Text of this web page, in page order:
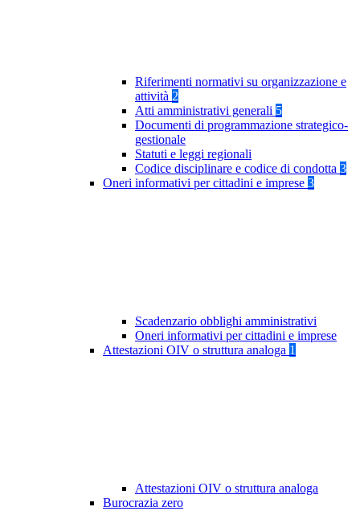
Riferimenti normativi su organizzazione e
attività 2
Atti amministrativi generali 5
Documenti di programmazione strategico-
gestionale
Statuti e leggi regionali
Codice disciplinare e codice di condotta 3
Oneri informativi per cittadini e imprese 3
Scadenzario obblighi amministrativi
Oneri informativi per cittadini e imprese
Attestazioni OIV o struttura analoga 1
Attestazioni OIV o struttura analoga
Burocrazia zero